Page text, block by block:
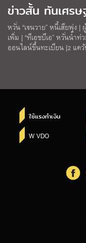
ข่าวสั้น ทันเศร
หวั่น “เจนวาย” หนี้เสียพุ่ง
เพิ่ม | “ทีเอชบีเอ” หวั่นน้ำ
ออนไลน์ขึ้นทะเบียน |2 แค
ใช้แรงทำเงิน
W VDO